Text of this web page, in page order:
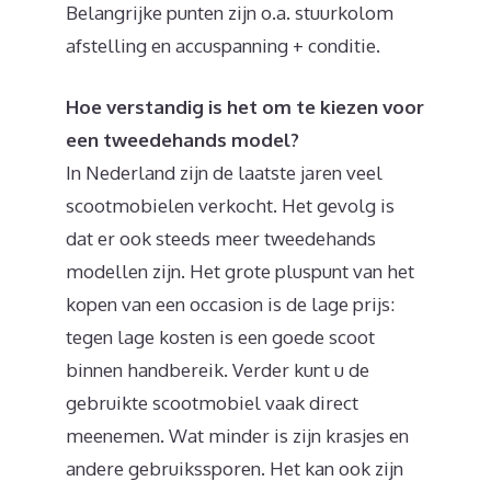
Belangrijke punten zijn o.a. stuurkolom
afstelling en accuspanning + conditie.
Hoe verstandig is het om te kiezen voor
een tweedehands model?
In Nederland zijn de laatste jaren veel
scootmobielen verkocht. Het gevolg is
dat er ook steeds meer tweedehands
modellen zijn. Het grote pluspunt van het
kopen van een occasion is de lage prijs:
tegen lage kosten is een goede scoot
binnen handbereik. Verder kunt u de
gebruikte scootmobiel vaak direct
meenemen. Wat minder is zijn krasjes en
andere gebruikssporen. Het kan ook zijn